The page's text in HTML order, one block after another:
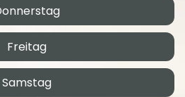
Freitag
Samstag